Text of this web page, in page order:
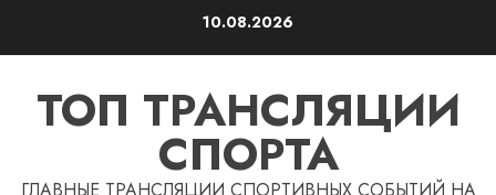
10.08.2026
ТОП ТРАНСЛЯЦИИ
СПОРТА